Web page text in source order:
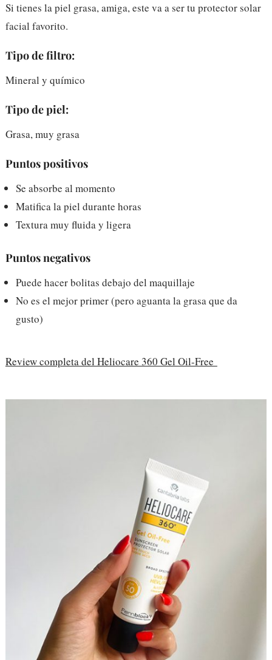
Si tienes la piel grasa, amiga, este va a ser tu protector solar
facial favorito.
Tipo de filtro:
Mineral y químico
Tipo de piel:
Grasa, muy grasa
Puntos positivos
Se absorbe al momento
Matifica la piel durante horas
Textura muy fluida y ligera
Puntos negativos
Puede hacer bolitas debajo del maquillaje
No es el mejor primer (pero aguanta la grasa que da
gusto)
Review completa del Heliocare 360 Gel Oil-Free